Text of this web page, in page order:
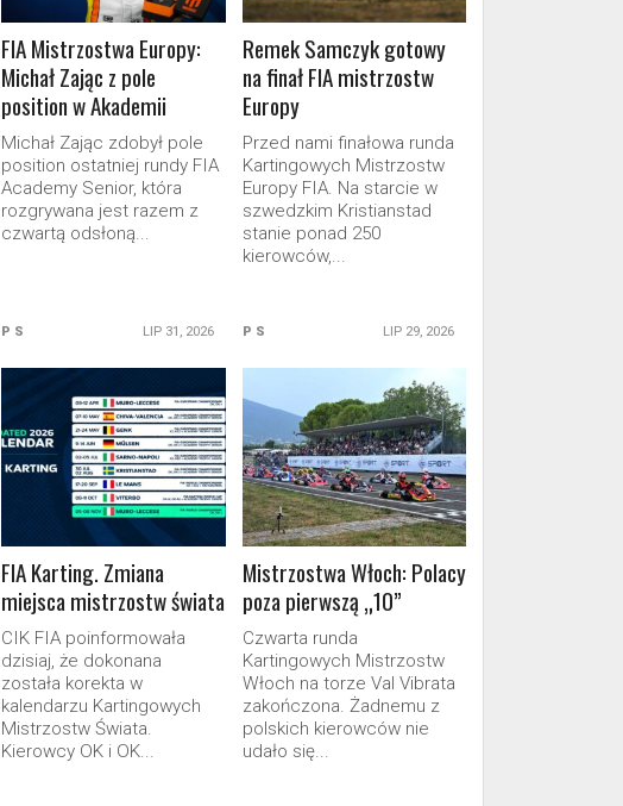
FIA Mistrzostwa Europy:
Michał Zając z pole
position w Akademii
Michał Zając zdobył pole
position ostatniej rundy FIA
Academy Senior, która
rozgrywana jest razem z
czwartą odsłoną...
P S LIP 31, 2026
Remek Samczyk gotowy
na finał FIA mistrzostw
Europy
Przed nami finałowa runda
Kartingowych Mistrzostw
Europy FIA. Na starcie w
szwedzkim Kristianstad
stanie ponad 250
kierowców,...
P S LIP 29, 2026
READ MORE
FIA Karting. Zmiana
miejsca mistrzostw świata
CIK FIA poinformowała
dzisiaj, że dokonana
została korekta w
kalendarzu Kartingowych
Mistrzostw Świata.
Kierowcy OK i OK...
READ MORE
Mistrzostwa Włoch: Polacy
poza pierwszą „10”
Czwarta runda
Kartingowych Mistrzostw
Włoch na torze Val Vibrata
zakończona. Żadnemu z
polskich kierowców nie
udało się...